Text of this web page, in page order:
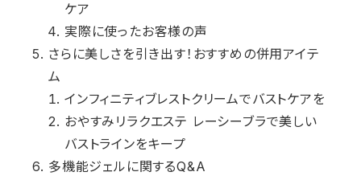
ケア
実際に使ったお客様の声
さらに美しさを引き出す！おすすめの併用アイテ
ム
インフィニティブレストクリームでバストケアを
おやすみリラクエステ レーシーブラで美しい
バストラインをキープ
多機能ジェルに関するQ&A